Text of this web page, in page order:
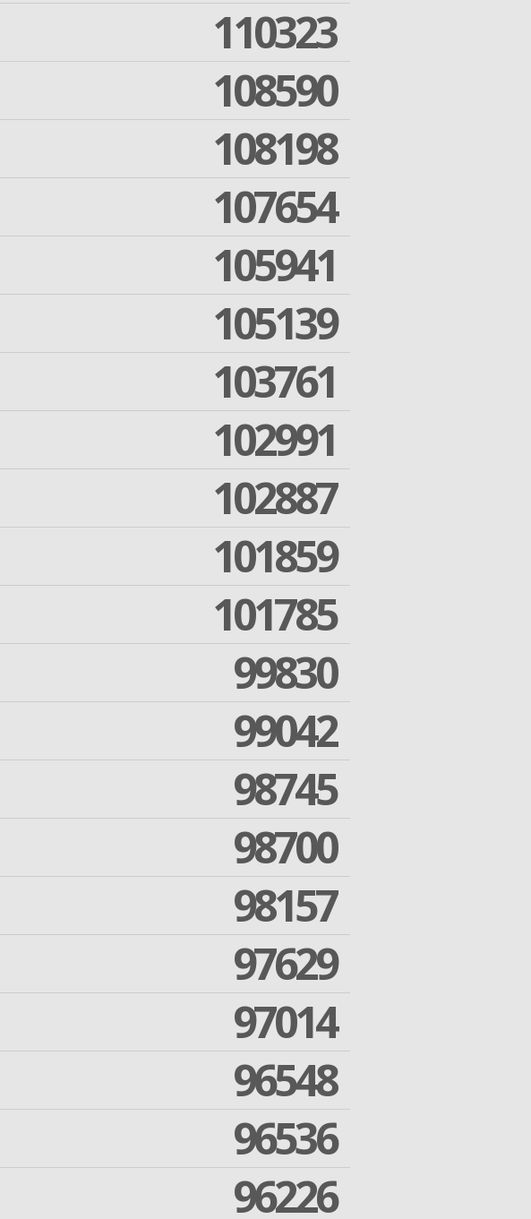
110323
108590
108198
107654
105941
105139
103761
102991
102887
101859
101785
99830
99042
98745
98700
98157
97629
97014
96548
96536
96226